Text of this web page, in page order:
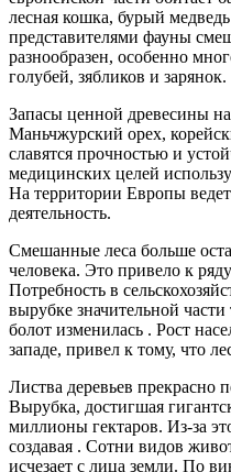
лесная кошка, бурый
представителями фауны
разнообразен, особенно
голубей, зябликов и зарянок.
Запасы ценной древесины
Маньчжурский орех,
славятся прочностью и
медицинских целей
На территории Европы
деятельность.
Смешанные леса больше
человека. Это привело к
Потребность в
вырубке значительной
болот изменилась . Рост
западе, привел к тому, что
Листва деревьев прекрасно
Вырубка, достигшая
миллионы гектаров. Из-за
создавая . Сотни видов
исчезает с лица земли. По